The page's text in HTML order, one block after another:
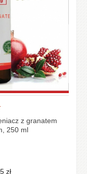
z granatem
250 ml
zł